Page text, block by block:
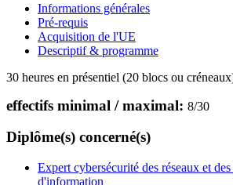
Informations générales
Pré-requis
Acquisition de l'UE
Descriptif & programme
30 heures en présentiel (20 blocs ou
effectifs minimal / maximal: 8/30
Diplôme(s) concerné(s)
Expert cybersécurité des réseaux et des
d'information